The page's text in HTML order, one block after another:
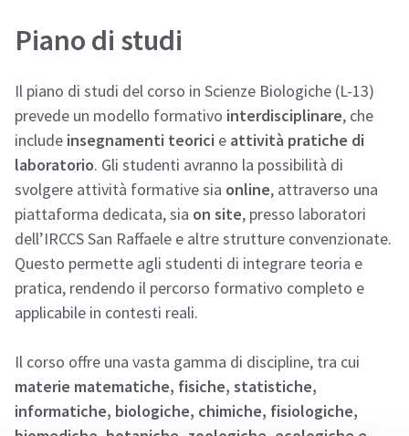
Piano di studi
Il piano di studi del corso in Scienze Biologiche (L-13)
prevede un modello formativo interdisciplinare, che
include insegnamenti teorici e attività pratiche di
laboratorio. Gli studenti avranno la possibilità di
svolgere attività formative sia online, attraverso una
piattaforma dedicata, sia on site, presso laboratori
dell’IRCCS San Raffaele e altre strutture convenzionate.
Questo permette agli studenti di integrare teoria e
pratica, rendendo il percorso formativo completo e
applicabile in contesti reali.
Il corso offre una vasta gamma di discipline, tra cui
materie matematiche, fisiche, statistiche,
informatiche, biologiche, chimiche, fisiologiche,